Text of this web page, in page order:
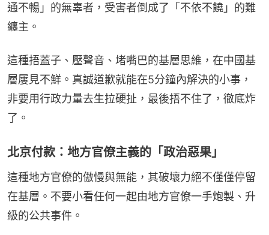
通不暢」的無辜者，受害者倒成了「不依不饒」的難
纏主。
這種捂蓋子、壓聲音、堵嘴巴的基層思維，在中國基
層屢見不鮮。真誠道歉就能在5分鐘內解決的小事，
非要用行政力量去生拉硬扯，最後捂不住了，徹底炸
了。
北京付款：地方官僚主義的「政治惡果」
這種地方官僚的傲慢與無能，其破壞力絕不僅僅停留
在基層。不要小看任何一起由地方官僚一手炮製、升
級的公共事件。